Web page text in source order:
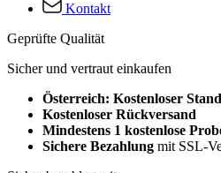
Kontakt
Geprüfte Qualität
Sicher und vertraut einkaufen
Österreich: Kostenloser
Kostenloser Rückversand
Mindestens 1 kostenlose
Sichere Bezahlung mit SSL-